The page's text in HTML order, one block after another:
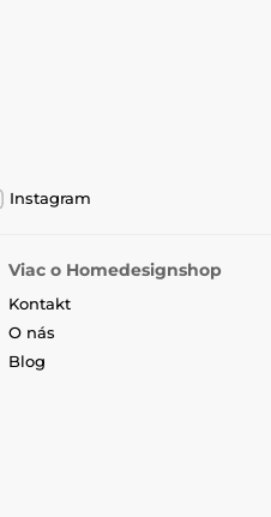
Instagram
Viac o Homedesignshop
Kontakt
O nás
Blog